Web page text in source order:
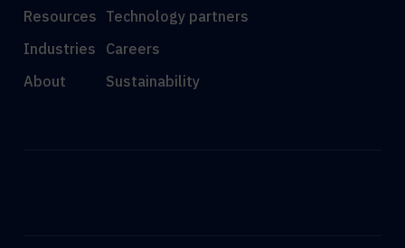
Resources
Industries
About
Technology partners
Careers
Sustainability